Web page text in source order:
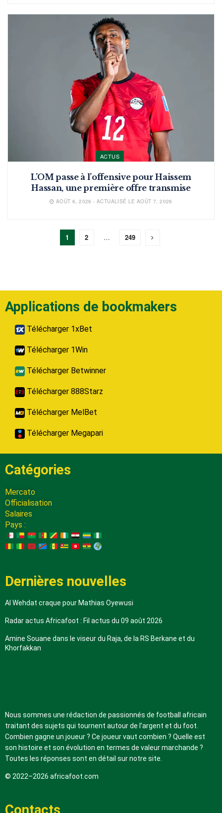
ACTUS
L’OM passe à l’offensive pour Haissem
Hassan, une première offre transmise
AOÛT 6, 2026 - ACTUALISÉ LE AOÛT 7, 2026
1 2 … 249
Applications de bookmakers
Télécharger 1xBet
Télécharger 1Win
Télécharger Betwinner
Télécharger 888Starz
Télécharger MelBet
Télécharger Megapari
Catégories
Mercato
Officialisation
Salaires
Pays :
Dernières nouvelles
Al Wehdat craque pour Mathias Oyewusi
Radar actus Africafoot : Fil actus du 09 août 2026
Amine Souane dans le viseur du Raja, de la RS Berkane et du
Khorfakkan
Nous sommes une rédaction de passionnés de football africain
traitant des sujets qui tournent autour de l’argent et du foot.
Combien gagne un joueur ? Ce joueur vaut combien ? Quelle est
son histoire et son évolution en termes de valeur marchande ?
Toutes les réponses sont en détail sur notre site.
© 2022–2026 africafoot.com